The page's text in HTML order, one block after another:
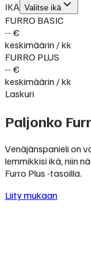
IKÄ Valitse ikä
FURRO BASIC
-- €
keskimäärin / kk
FURRO PLUS
-- €
keskimäärin / kk
Laskuri
Paljonko
Venäjänspanieli on
lemmikkisi ikä, niin
Furro Plus -tasoilla.
Liity mukaan